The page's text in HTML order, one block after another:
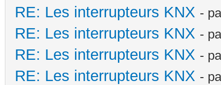
RE: Les interrupteurs KNX -
RE: Les interrupteurs KNX -
RE: Les interrupteurs KNX -
RE: Les interrupteurs KNX -